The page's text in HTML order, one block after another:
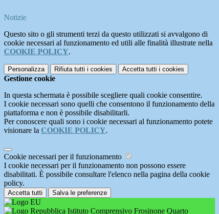
Notizie
Questo sito o gli strumenti terzi da questo utilizzati si avvalgono di
cookie necessari al funzionamento ed utili alle finalità illustrate nella
COOKIE POLICY.
Personalizza Rifiuta tutti i cookies Accetta tutti i cookies
Gestione cookie
In questa schermata è possibile scegliere quali cookie consentire.
I cookie necessari sono quelli che consentono il funzionamento della
piattaforma e non è possibile disabilitarli.
Per conoscere quali sono i cookie necessari al funzionamento potete
visionare la COOKIE POLICY.
Cookie necessari per il funzionamento
I cookie necessari per il funzionamento non possono essere
disabilitati. È possibile consultare l'elenco nella pagina della cookie
policy.
Accetta tutti Salva le preferenze
Istituto Comprensivo Frosinone Quarto